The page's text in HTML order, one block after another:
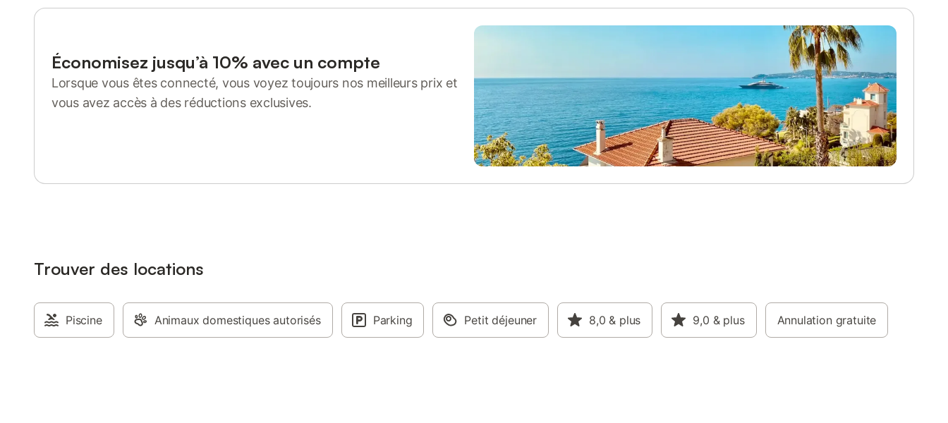
Économisez jusqu’à 10% avec un compte
Lorsque vous êtes connecté, vous voyez toujours nos meilleurs prix et
vous avez accès à des réductions exclusives.
Trouver des locations
Piscine Animaux domestiques autorisés Parking Petit déjeuner 8,0 & plus 9,0 & plus Annulation gratuite